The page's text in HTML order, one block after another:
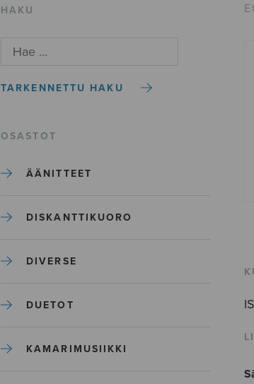
HAKU
TARKENNETTU HAKU
OSASTOT
ÄÄNITTEET
DISKANTTIKUORO
DIVERSE
DUETOT
KAMARIMUSIIKKI